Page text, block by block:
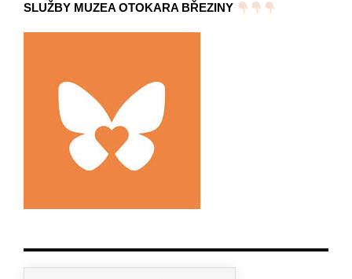
SLUŽBY MUZEA OTOKARA BŘEZINY